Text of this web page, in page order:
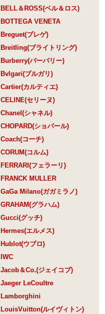
BELL＆ROSS(ベル＆ロス)
BOTTEGA VENETA
Breguet(ブレゲ)
Breitling(ブライトリング)
Burberry(バーバリー)
Bvlgari(ブルガリ)
Cartier(カルティエ)
CELINE(セリーヌ)
Chanel(シャネル)
CHOPARD(ショパール)
Coach(コーチ)
CORUM(コルム)
FERRARI(フェラーリ)
FRANCK MULLER
GaGa Milano(ガガミラノ)
GRAHAM(グラハム)
Gucci(グッチ)
Hermes(エルメス)
Hublot(ウブロ)
IWC
Jacob＆Co.(ジェイコブ)
Jaeger LeCoultre
Lamborghini
LouisVuitton(ルイヴィトン)